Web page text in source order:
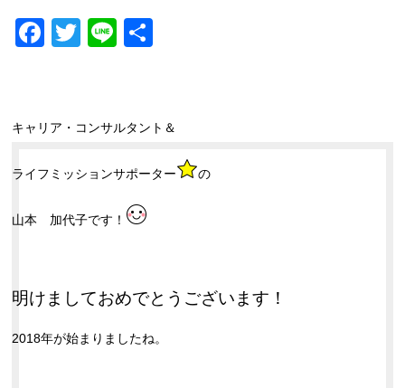
Facebook
Twitter
Line
キャリア・コンサルタント＆
ライフミッションサポーター の
山本 加代子です！
明けましておめでとうございます！
2018年が始まりましたね。